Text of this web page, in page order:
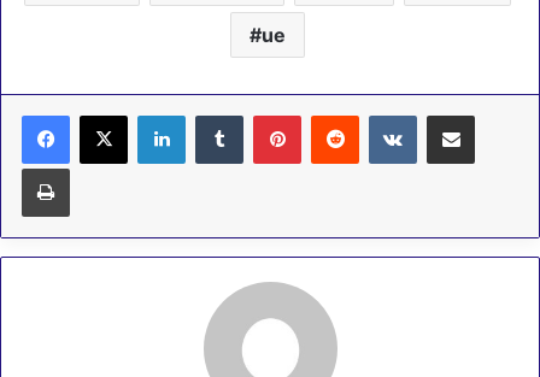
ue
LinkedinTumblr PinterestReddit VKontaktePartager par email
Imprimer